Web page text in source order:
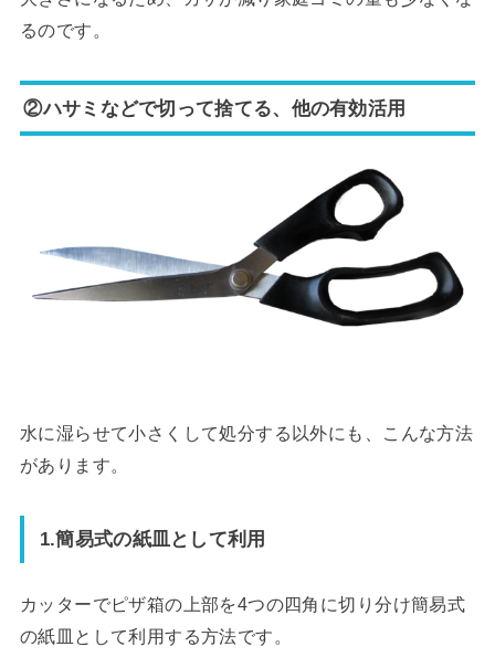
るのです。
②ハサミなどで切って捨てる、他の有効活用
水に湿らせて小さくして処分する以外にも、こんな方法
があります。
1.簡易式の紙皿として利用
カッターでピザ箱の上部を4つの四角に切り分け簡易式
の紙皿として利用する方法です。